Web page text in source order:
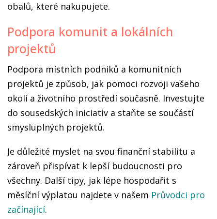
obalů, které nakupujete.
Podpora komunit a lokálních
projektů
Podpora místních podniků a komunitních
projektů je způsob, jak pomoci rozvoji vašeho
okolí a životního prostředí současně. Investujte
do sousedských iniciativ a staňte se součástí
smysluplných projektů.
Je důležité myslet na svou finanční stabilitu a
zároveň přispívat k lepší budoucnosti pro
všechny. Další tipy, jak lépe hospodařit s
měsíční výplatou najdete v našem Průvodci pro
začínající.